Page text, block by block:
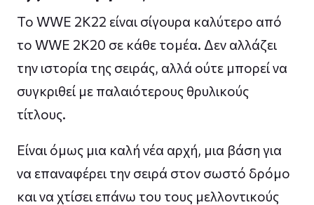
To WWE 2K22 είναι σίγουρα καλύτερο από
το WWE 2K20 σε κάθε τομέα. Δεν αλλάζει
την ιστορία της σειράς, αλλά ούτε μπορεί να
συγκριθεί με παλαιότερους θρυλικούς
τίτλους.
Είναι όμως μια καλή νέα αρχή, μια βάση για
να επαναφέρει την σειρά στον σωστό δρόμο
και να χτίσει επάνω του τους μελλοντικούς